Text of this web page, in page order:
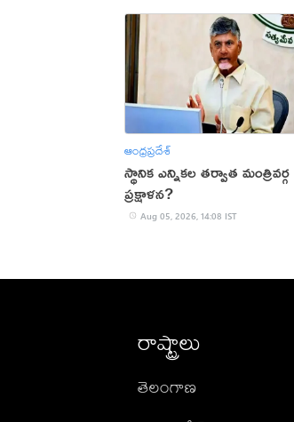
ఆంధ్రప్రదేశ్
స్థానిక ఎన్నికల తర్వాత మంత్రివర్గ
ప్రక్షాళన?
Aug 05, 2026, 14:08 IST
రాష్ట్రాలు
తెలంగాణ